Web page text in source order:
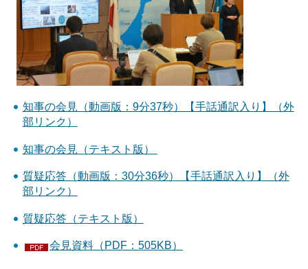
知事の会見（動画版：9分37秒）【手話通訳入り】（外
部リンク）
知事の会見（テキスト版）
質疑応答（動画版：30分36秒）【手話通訳入り】（外
部リンク）
質疑応答（テキスト版）
会見資料（PDF：505KB）